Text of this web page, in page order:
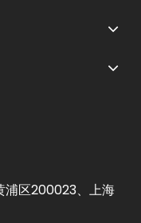
浦区200023、上海